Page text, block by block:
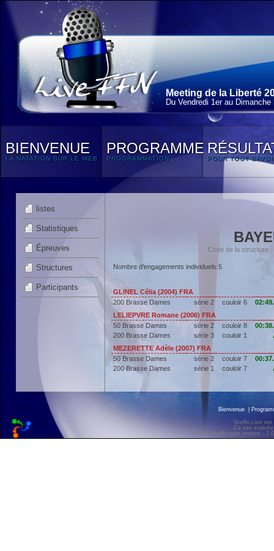
Meeting de la Liberté
Du Vendredi 1erau Dimanche
BIENVENUE
LA NATATION SUR LE WEB
PROGRAMME
PROGRAMMATION POUR TOUT
listes
Statistiques
Épreuves
Structures
Participants
Code de la structure
Nombre d'engagements individuels:5
GLINEL Célia (2004) FRA
200 Brasse Dames
série 2 couloir 6
LELIEPVRE Romane (2006) FRA
50 Brasse Dames
série 2 couloir 8
200 Brasse Dames
série 3 couloir 1
MEZERETTE Adèle (2007) FRA
50 Brasse Dames
série 2 couloir 7
200 Brasse Dames
série 1 couloir 7
Bienvenue
liveffn.com est
Ce site
© 2011 liveffn.com version :